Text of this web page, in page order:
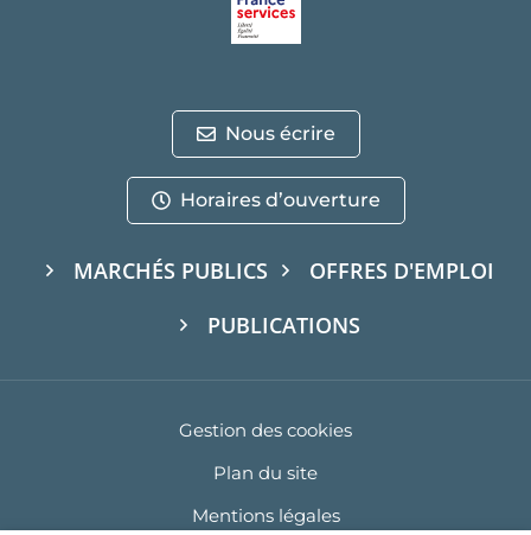
Nous écrire
Horaires d’ouverture
MARCHÉS PUBLICS
OFFRES D'EMPLOI
PUBLICATIONS
Gestion des cookies
Plan du site
Mentions légales